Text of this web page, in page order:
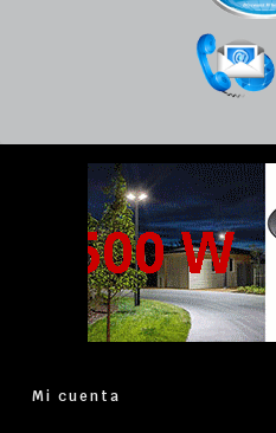
Mi cuenta